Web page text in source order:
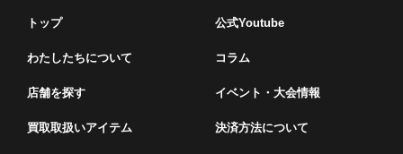
トップ
わたしたちについて
店舗を探す
買取取扱いアイテム
公式Youtube
コラム
イベント・⼤会情報
決済方法について